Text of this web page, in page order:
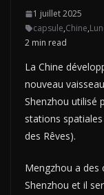
1 juillet 2025
capsule,Chine,
2 min read
La Chine
nouveau
Shenzhou utilisé
stations
des Rêves).
Mengzhou a des
Shenzhou et il